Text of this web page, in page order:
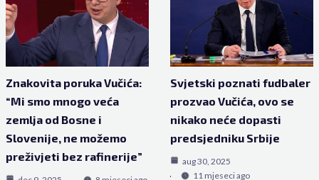
Znakovita poruka Vučića:
“Mi smo mnogo veća
zemlja od Bosne i
Slovenije, ne možemo
preživjeti bez rafinerije”
Svjetski poznati fudbaler
prozvao Vučića, ovo se
nikako neće dopasti
predsjedniku Srbije
aug 30, 2025
11 mjeseci ago